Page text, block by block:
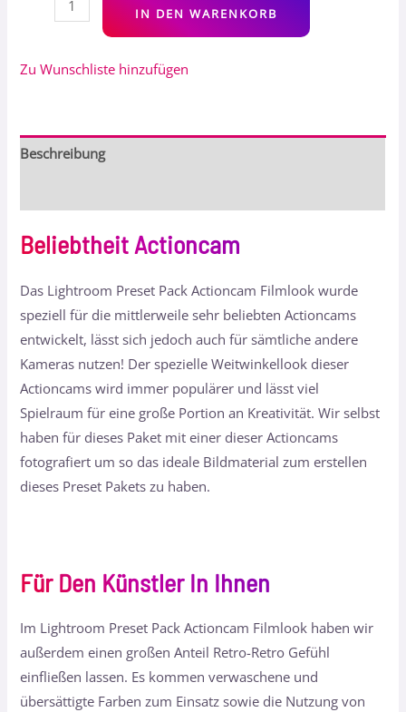
IN DEN WARENKORB
Zu Wunschliste hinzufügen
Beschreibung
Beliebtheit Actioncam
Das Lightroom Preset Pack Actioncam Filmlook wurde
speziell für die mittlerweile sehr beliebten Actioncams
entwickelt, lässt sich jedoch auch für sämtliche andere
Kameras nutzen! Der spezielle Weitwinkellook dieser
Actioncams wird immer populärer und lässt viel
Spielraum für eine große Portion an Kreativität. Wir selbst
haben für dieses Paket mit einer dieser Actioncams
fotografiert um so das ideale Bildmaterial zum erstellen
dieses Preset Pakets zu haben.
Für Den Künstler In Ihnen
Im Lightroom Preset Pack Actioncam Filmlook haben wir
außerdem einen großen Anteil Retro-Retro Gefühl
einfließen lassen. Es kommen verwaschene und
übersättigte Farben zum Einsatz sowie die Nutzung von